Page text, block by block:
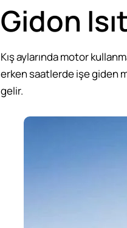
Gidon
Kış aylarında motor
erken saatlerde işe giden
gelir.